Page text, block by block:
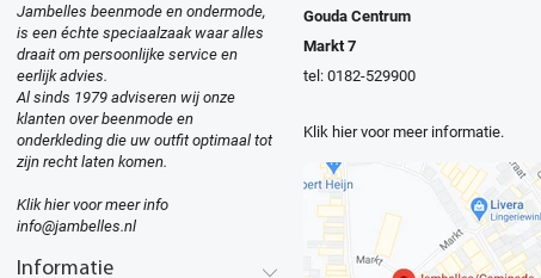
Jambelles beenmode en ondermode,
is een échte speciaalzaak waar alles
draait om persoonlijke service en
eerlijk advies.
Al sinds 1979 adviseren wij onze
klanten over beenmode en
onderkleding die uw outfit optimaal tot
zijn recht laten komen.
Klik hier voor meer info
info@jambelles.nl
Informatie
Gouda Centrum
Markt 7
tel: 0182-529900
Klik hier voor meer informatie.